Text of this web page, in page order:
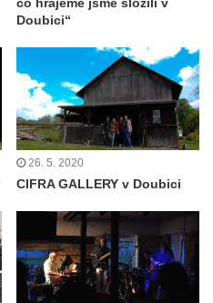
Doubici“
26. 5. 2020
CIFRA GALLERY v Doubici